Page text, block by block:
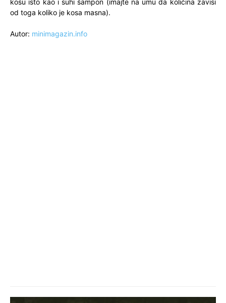
kosu isto kao i suhi šampon (imajte na umu da količina zavisi
od toga koliko je kosa masna).
Autor: minimagazin.info